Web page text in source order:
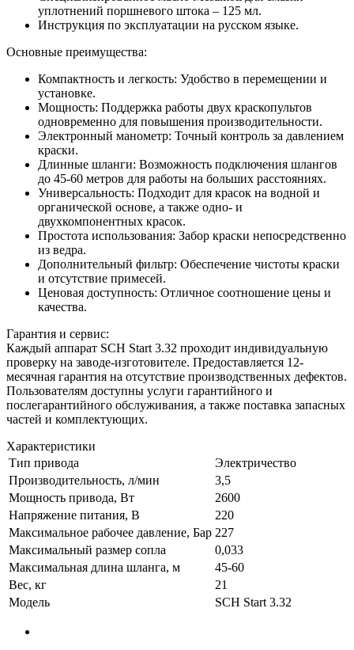
уплотнений поршневого штока – 125 мл.
Инструкция по эксплуатации на русском языке.
Основные преимущества:
Компактность и легкость: Удобство в перемещении и
установке.
Мощность: Поддержка работы двух краскопультов
одновременно для повышения производительности.
Электронный манометр: Точный контроль за давлением
краски.
Длинные шланги: Возможность подключения шлангов
до 45-60 метров для работы на больших расстояниях.
Универсальность: Подходит для красок на водной и
органической основе, а также одно- и
двухкомпонентных красок.
Простота использования: Забор краски непосредственно
из ведра.
Дополнительный фильтр: Обеспечение чистоты краски
и отсутствие примесей.
Ценовая доступность: Отличное соотношение цены и
качества.
Гарантия и сервис:
Каждый аппарат SCH Start 3.32 проходит индивидуальную
проверку на заводе-изготовителе. Предоставляется 12-
месячная гарантия на отсутствие производственных дефектов.
Пользователям доступны услуги гарантийного и
послегарантийного обслуживания, а также поставка запасных
частей и комплектующих.
Характеристики
Тип привода
Электричество
Производительность, л/мин
3,5
Мощность привода, Вт
2600
Напряжение питания, В
220
Максимальное рабочее давление, Бар 227
Максимальный размер сопла
0,033
Максимальная длина шланга, м
45-60
Вес, кг
21
Модель
SCH Start 3.32